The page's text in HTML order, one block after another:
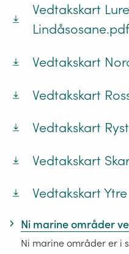
Vedtakskart
Lindåsosane.pdf
Vedtakskart
Vedtakskart
Vedtakskart
Vedtakskart
Vedtakskart
Ni marine områder
Ni marine områder er i